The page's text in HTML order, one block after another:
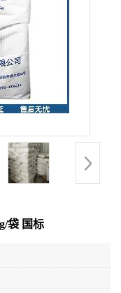
袋 国标